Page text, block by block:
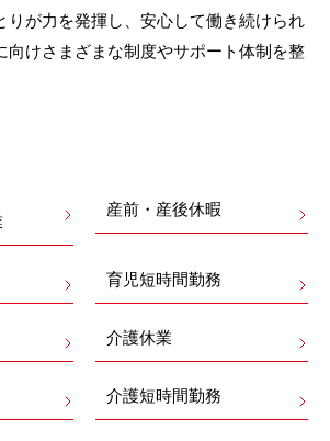
りが力を発揮し、安心して働き続けられ
向けさまざまな制度やサポート体制を整
産前・産後休暇
育児短時間勤務
介護休業
介護短時間勤務